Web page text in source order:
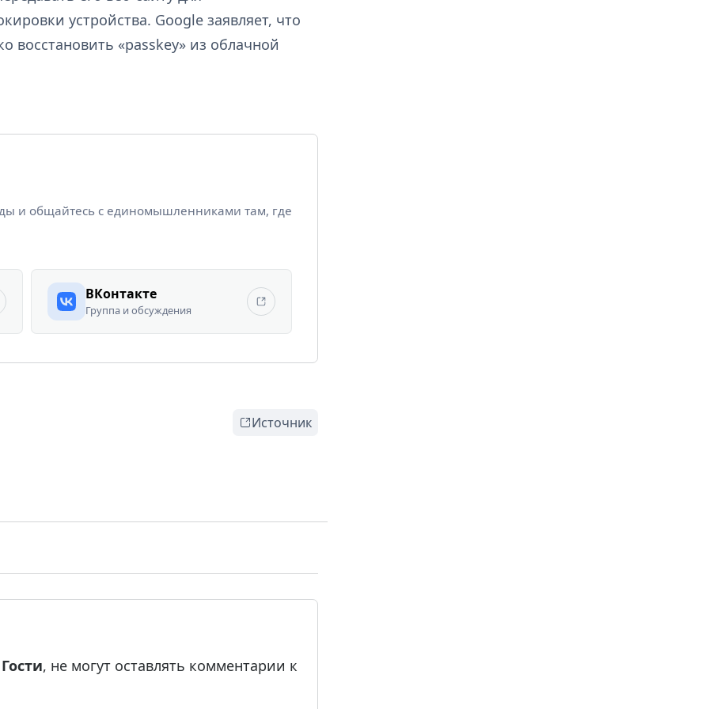
устройства. Google заявляет, что
восстановить «passkey» из облачной
и общайтесь с единомышленниками там, где
ВКонтакте
Группа и обсуждения
Источник
Гости, не могут оставлять комментарии к